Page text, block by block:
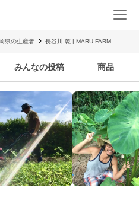
県の生産者 長谷川 乾 | MARU FARM
みんなの投稿 商品